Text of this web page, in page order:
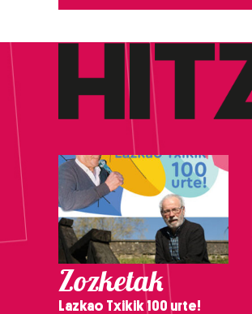
Zozketak
Lazkao Txikik 100 urte!